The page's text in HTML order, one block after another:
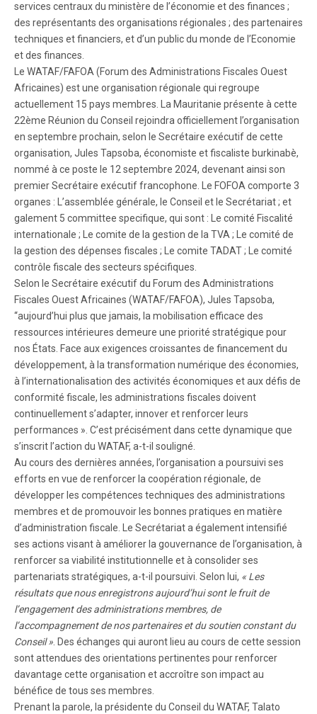
services centraux du ministère de l’économie et des finances ;
des représentants des organisations régionales ; des partenaires
techniques et financiers, et d’un public du monde de l’Economie
et des finances.
Le WATAF/FAFOA (Forum des Administrations Fiscales Ouest
Africaines) est une organisation régionale qui regroupe
actuellement 15 pays membres. La Mauritanie présente à cette
22ème Réunion du Conseil rejoindra officiellement l’organisation
en septembre prochain, selon le Secrétaire exécutif de cette
organisation, Jules Tapsoba, économiste et fiscaliste burkinabè,
nommé à ce poste le 12 septembre 2024, devenant ainsi son
premier Secrétaire exécutif francophone. Le FOFOA comporte 3
organes : L’assemblée générale, le Conseil et le Secrétariat ; et
galement 5 committee specifique, qui sont : Le comité Fiscalité
internationale ; Le comite de la gestion de la TVA ; Le comité de
la gestion des dépenses fiscales ; Le comite TADAT ; Le comité
contrôle fiscale des secteurs spécifiques.
Selon le Secrétaire exécutif du Forum des Administrations
Fiscales Ouest Africaines (WATAF/FAFOA), Jules Tapsoba,
“aujourd’hui plus que jamais, la mobilisation efficace des
ressources intérieures demeure une priorité stratégique pour
nos États. Face aux exigences croissantes de financement du
développement, à la transformation numérique des économies,
à l’internationalisation des activités économiques et aux défis de
conformité fiscale, les administrations fiscales doivent
continuellement s’adapter, innover et renforcer leurs
performances ». C’est précisément dans cette dynamique que
s’inscrit l’action du WATAF, a-t-il souligné.
Au cours des dernières années, l’organisation a poursuivi ses
efforts en vue de renforcer la coopération régionale, de
développer les compétences techniques des administrations
membres et de promouvoir les bonnes pratiques en matière
d’administration fiscale. Le Secrétariat a également intensifié
ses actions visant à améliorer la gouvernance de l’organisation, à
renforcer sa viabilité institutionnelle et à consolider ses
partenariats stratégiques, a-t-il poursuivi. Selon lui, « Les
résultats que nous enregistrons aujourd’hui sont le fruit de
l’engagement des administrations membres, de
l’accompagnement de nos partenaires et du soutien constant du
Conseil ». Des échanges qui auront lieu au cours de cette session
sont attendues des orientations pertinentes pour renforcer
davantage cette organisation et accroître son impact au
bénéfice de tous ses membres.
Prenant la parole, la présidente du Conseil du WATAF, Talato